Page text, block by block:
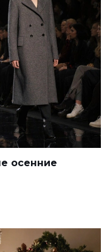
осенние